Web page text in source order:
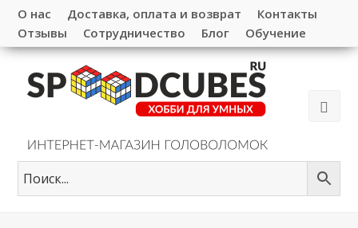
О нас Доставка, оплата и возврат
Контакты
Отзывы
Сотрудничество Блог Обучение